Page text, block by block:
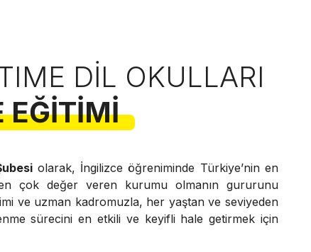
DIL OKULLARI
EĞITIMI
olarak, İngilizce öğreniminde Türkiye’nin en
çok değer veren kurumu olmanın gururunu
ve uzman kadromuzla, her yaştan ve seviyeden
sürecini en etkili ve keyifli hale getirmek için